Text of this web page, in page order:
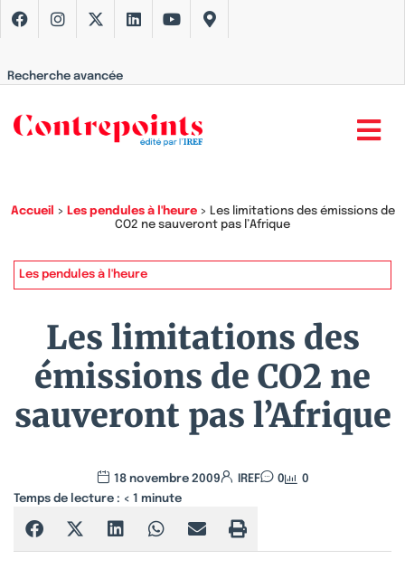
Recherche avancée
Accueil > Les pendules à l'heure> Les limitations des émissions de
CO2 ne sauveront pas l’Afrique
Les pendules à l'heure
Les limitations des
émissions de CO2 ne
sauveront pas l’Afrique
18 novembre 2009 IREF 0
0
Temps de lecture : < 1 minute